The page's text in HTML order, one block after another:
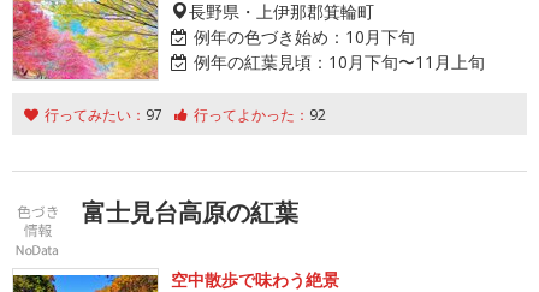
長野県・上伊那郡箕輪町
例年の色づき始め： 10月下旬
例年の紅葉見頃： 10月下旬〜11月上旬
行ってみたい： 97 行ってよかった： 92
富士見台高原の紅葉
空中散歩で味わう絶景